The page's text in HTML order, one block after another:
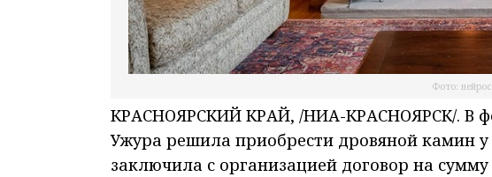
Фото:
КРАСНОЯРСКИЙ КРАЙ, /НИА-КРАСНОЯРСК/. В
Ужура решила приобрести дровяной камин
заключила с организацией договор на сумму